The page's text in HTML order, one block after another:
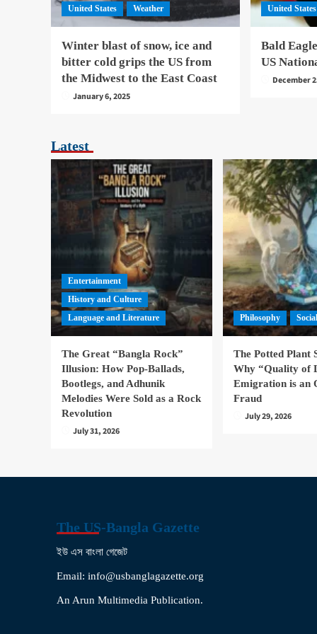
United States Weather
Winter blast of snow, ice and
bitter cold grips the US from
the Midwest to the East Coast
January 6, 2025
United States
Bald
US
December
Latest
Entertainment
History and Culture
Language and Literature
The Great “Bangla Rock”
Illusion: How Pop-Ballads,
Bootlegs, and Adhunik
Melodies Were Sold as a Rock
Revolution
July 31, 2026
Philosophy
The Potted Plant
Why “Quality of
Emigration is an
Fraud
July 29, 2026
The US-Bangla Gazette
ইউ এস বাংলা গেজেট
Email: info@usbanglagazette.org
An Arun Multimedia Publication.